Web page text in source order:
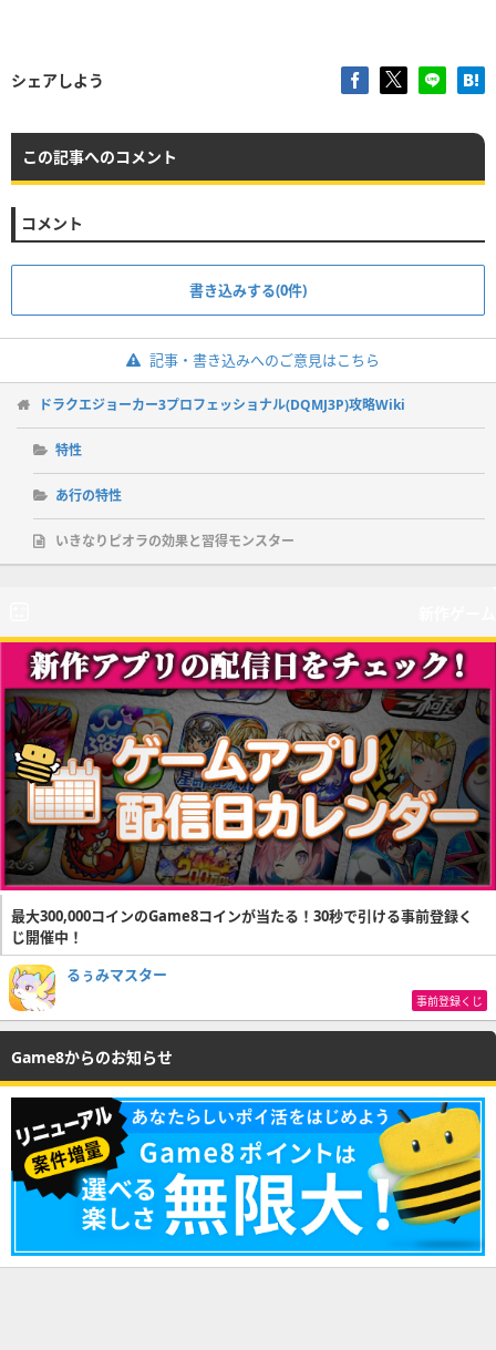
シェアしよう
この記事へのコメント
コメント
書き込みする(0件)
記事・書き込みへのご意見はこちら
ドラクエジョーカー3プロフェッショナル(DQMJ3P)攻略Wiki
特性
あ行の特性
いきなりピオラの効果と習得モンスター
最大300,000コインのGame8コインが当たる！30秒で引ける事前登録く
じ開催中！
るぅみマスター
事前登録くじ
Game8からのお知らせ